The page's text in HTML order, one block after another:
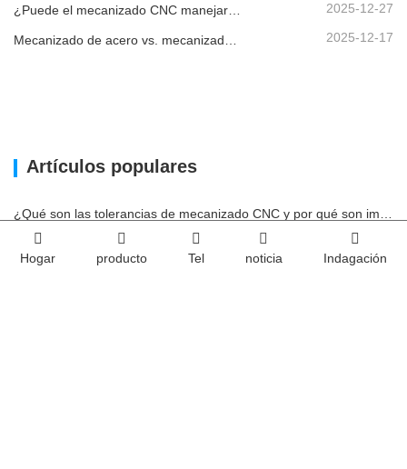
¿Puede el mecanizado CNC manejar piezas metálicas personalizadas? 2025-12-27
2025-12-17
Artículos populares
Hogar producto Tel noticia Indagación